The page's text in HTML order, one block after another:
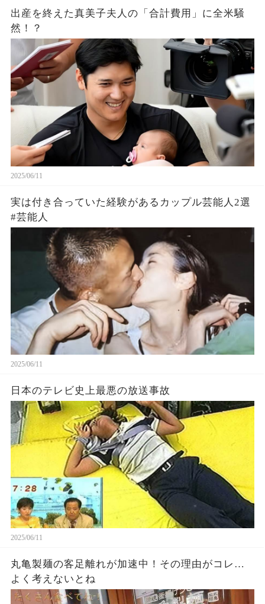
出産を終えた真美子夫人の「合計費用」に全米騒
然！？
2025/06/11
実は付き合っていた経験があるカップル芸能人2選
#芸能人
2025/06/11
日本のテレビ史上最悪の放送事故
2025/06/11
丸亀製麺の客足離れが加速中！その理由がコレ…
よく考えないとね